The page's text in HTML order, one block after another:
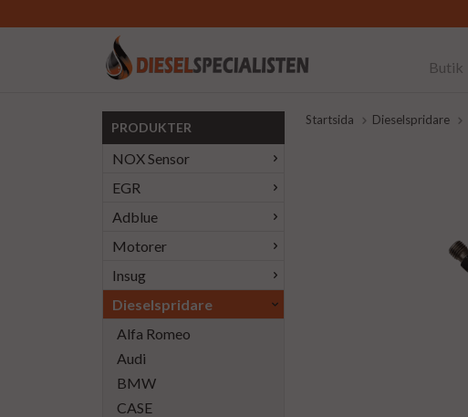
Butik
PRODUKTER
NOX Sensor
EGR
Adblue
Motorer
Insug
Dieselspridare
Alfa Romeo
Audi
BMW
CASE
Startsida Dieselspridare